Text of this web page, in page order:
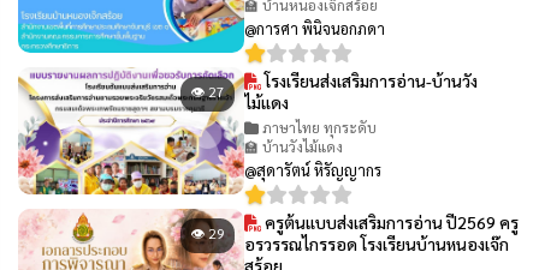
🏫 บ้านหนองเจ๊กสร้อย
@การศา พินิจนอกภดา
👁 27
โรงเรียนส่งเสริมการอ่าน-บ้านวัง
ไม้แดง
ภาษาไทย ทุกระดับ
🏫 บ้านวังไม้แดง
@สุดารัตน์ หิรัญญากร
👁 29
ครูต้นแบบส่งเสริมการอ่าน ปี2569 ครู
อรวรรณไกรรอด โรงเรียนบ้านหนองเจ๊ก